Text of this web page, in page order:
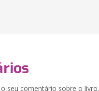
o seu comentário sobre o livro.